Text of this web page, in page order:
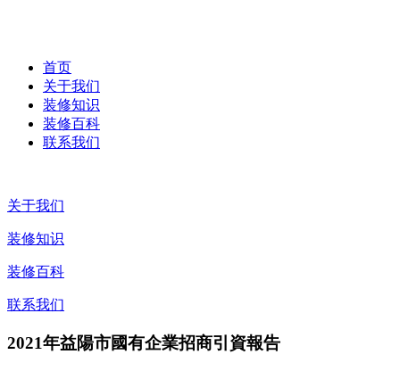
首页
关于我们
装修知识
装修百科
联系我们
关于我们
装修知识
装修百科
联系我们
2021年益陽市國有企業招商引資報告